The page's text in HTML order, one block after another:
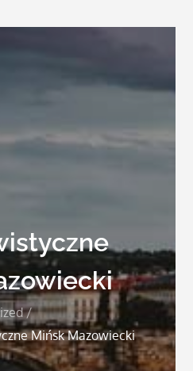
Mińsk Mazowiecki